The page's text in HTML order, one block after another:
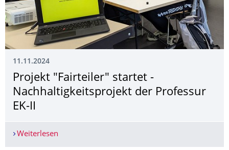
11.11.2024
Projekt "Fairteiler" startet -
Nachhaltig­keitsprojekt der Professur
EK-II
Weiterlesen